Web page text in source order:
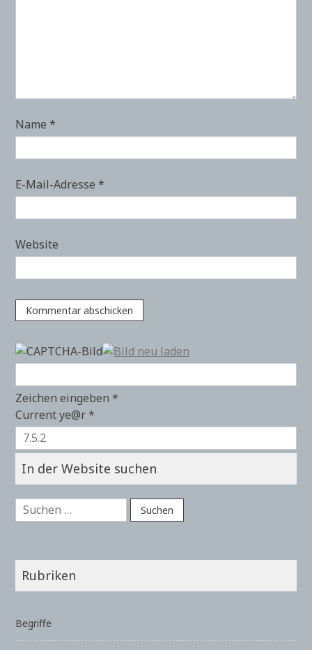
Name*
E-Mail-Adresse*
Website
Zeichen eingeben*
Current ye@r*
In der Website suchen
Suchen
nach:
Rubriken
Begriffe